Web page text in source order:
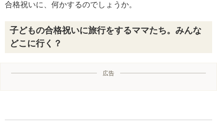
合格祝いに、何かするのでしょうか。
子どもの合格祝いに旅行をするママたち。みんな
どこに行く？
広告